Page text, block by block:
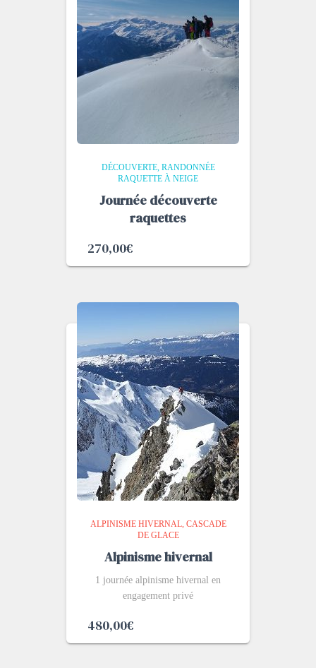
DÉCOUVERTE RANDONNÉE
RAQUETTE À NEIGE
Journée découverte
raquettes
270,00€
ALPINISME HIVERNAL CASCADE
DE GLACE
Alpinisme hivernal
1 journée alpinisme hivernal en
engagement privé
480,00€